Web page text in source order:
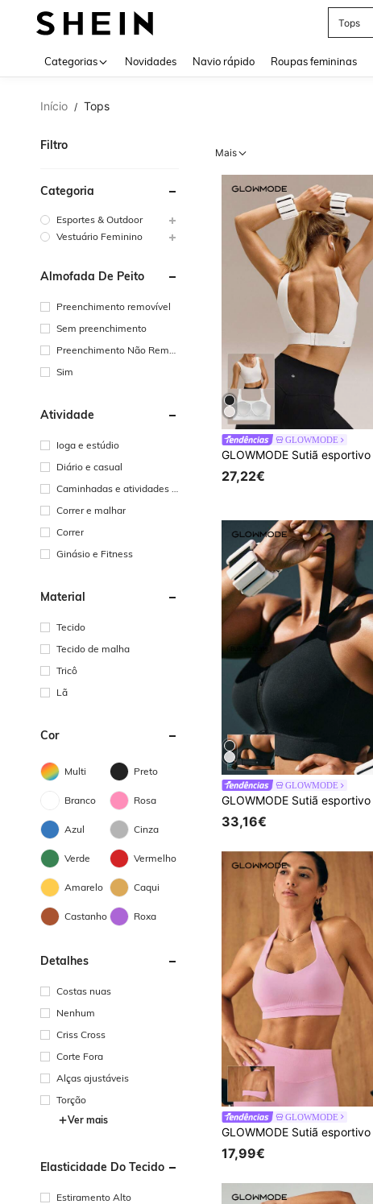
Tops
Categorias Novidades Navio rápido Roupas femininas
Início / Tops
Filtro
Categoria
Esportes & Outdoor
Vestuário Feminino
Almofada De Peito
Preenchimento removível
Sem preenchimento
Preenchimento Não Remo
Sim
Atividade
Ioga e estúdio
Diário e casual
Caminhadas e atividades a
Correr e malhar
Correr
Ginásio e Fitness
Material
Tecido
Tecido de malha
Tricô
Lã
Cor
Multi Preto
Branco Rosa
Azul Cinza
Verde Vermelho
Amarelo Caqui
Castanho Roxa
Detalhes
Costas nuas
Nenhum
Criss Cross
Corte Fora
Alças ajustáveis
Torção
Ver mais
Elasticidade Do Tecido
Estiramento Alto
Mais
GLOWMODE
27,22€
GLOWMODE
33,16€
GLOWMODE
17,99€